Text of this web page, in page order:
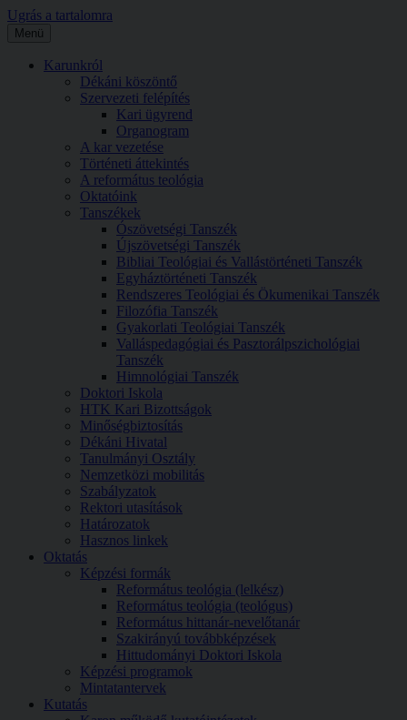
Ugrás a tartalomra
Menü
Karunkról
Dékáni köszöntő
Szervezeti felépítés
Kari ügyrend
Organogram
A kar vezetése
Történeti áttekintés
A református teológia
Oktatóink
Tanszékek
Ószövetségi Tanszék
Újszövetségi Tanszék
Bibliai Teológiai és Vallástörténeti Tanszék
Egyháztörténeti Tanszék
Rendszeres Teológiai és Ökumenikai Tanszék
Filozófia Tanszék
Gyakorlati Teológiai Tanszék
Valláspedagógiai és Pasztorálpszichológiai
Tanszék
Himnológiai Tanszék
Doktori Iskola
HTK Kari Bizottságok
Minőségbiztosítás
Dékáni Hivatal
Tanulmányi Osztály
Nemzetközi mobilitás
Szabályzatok
Rektori utasítások
Határozatok
Hasznos linkek
Oktatás
Képzési formák
Református teológia (lelkész)
Református teológia (teológus)
Református hittanár-nevelőtanár
Szakirányú továbbképzések
Hittudományi Doktori Iskola
Képzési programok
Mintatantervek
Kutatás